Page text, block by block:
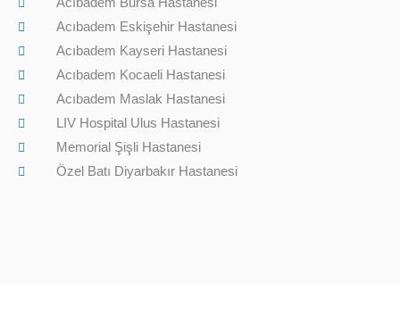
Acıbadem Eskişehir Hastanesi
Acıbadem Kayseri Hastanesi
Acıbadem Kocaeli Hastanesi
Acıbadem Maslak Hastanesi
LIV Hospital Ulus Hastanesi
Memorial Şişli Hastanesi
Özel Batı Diyarbakır Hastanesi